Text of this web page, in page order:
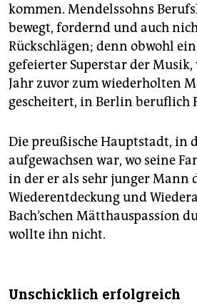
kommen. Mendelssohns
bewegt, fordernd und auch
Rückschlägen; denn obwohl
gefeierter Superstar der
Jahr zuvor zum wiederholten
gescheitert, in Berlin beruflich
Die preußische Hauptstadt, in
aufgewachsen war, wo seine
in der er als sehr junger Mann
Wiederentdeckung und
Bach’schen Mätthauspassion
wollte ihn nicht.
Unschicklich erfolgreich